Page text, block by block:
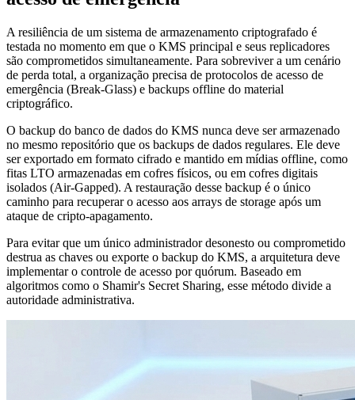
A resiliência de um sistema de armazenamento criptografado é
testada no momento em que o KMS principal e seus replicadores
são comprometidos simultaneamente. Para sobreviver a um cenário
de perda total, a organização precisa de protocolos de acesso de
emergência (Break-Glass) e backups offline do material
criptográfico.
O backup do banco de dados do KMS nunca deve ser armazenado
no mesmo repositório que os backups de dados regulares. Ele deve
ser exportado em formato cifrado e mantido em mídias offline, como
fitas LTO armazenadas em cofres físicos, ou em cofres digitais
isolados (Air-Gapped). A restauração desse backup é o único
caminho para recuperar o acesso aos arrays de storage após um
ataque de cripto-apagamento.
Para evitar que um único administrador desonesto ou comprometido
destrua as chaves ou exporte o backup do KMS, a arquitetura deve
implementar o controle de acesso por quórum. Baseado em
algoritmos como o Shamir's Secret Sharing, esse método divide a
autoridade administrativa.